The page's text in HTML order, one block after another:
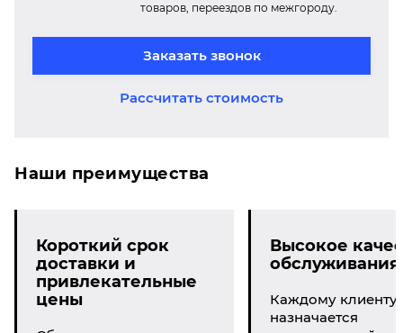
товаров, переездов по межгороду.
Заказать звонок
Рассчитать стоимость
Наши преимущества
Короткий срок
доставки и
привлекательные
цены
Высокое
обслуживания
Каждому клиенту
назначается